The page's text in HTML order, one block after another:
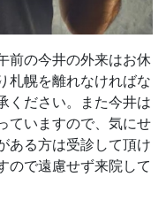
前の今井の外来はお休
札幌を離れなければな
ください。また今井は
ていますので、気にせ
ある方は受診して頂け
ので遠慮せず来院して